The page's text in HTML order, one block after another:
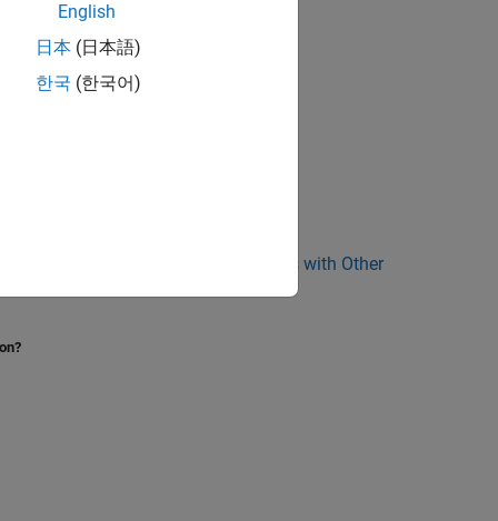
Sharing Device Driver Blocks with Other
English
日本 (日本語)
한국 (한국어)